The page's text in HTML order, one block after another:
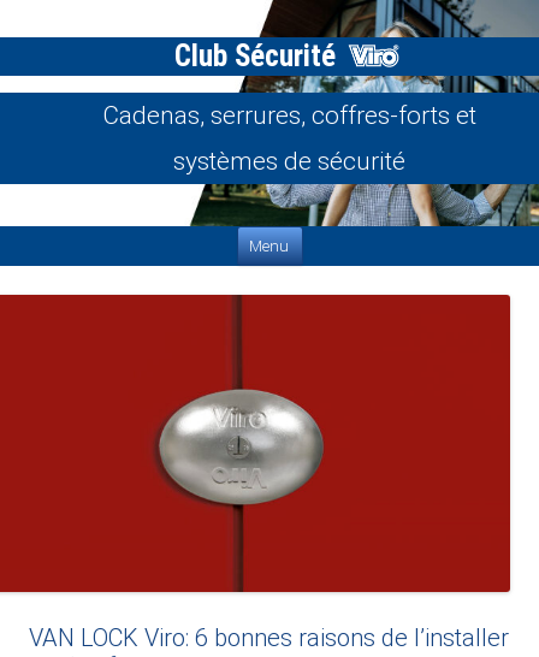
Club Sécurité
Cadenas, serrures, coffres-forts et
systèmes de sécurité
Menu
VAN LOCK Viro: 6 bonnes raisons de l’installer